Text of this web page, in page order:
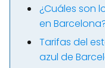
¿Cuáles son
en
Tarifas del
azul de